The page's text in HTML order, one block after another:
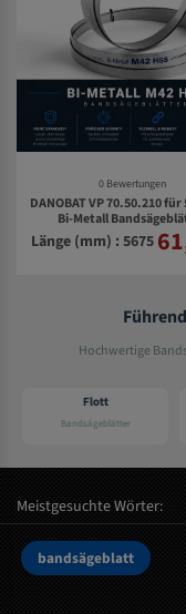
0 Bewertungen
DANOBAT VP 70.50.210 für
Bi-Metall
Länge (mm) : 5675
Hochwertige
Flott
Bandsägeblätter
Meistgesuchte Wörter:
bandsägeblatt